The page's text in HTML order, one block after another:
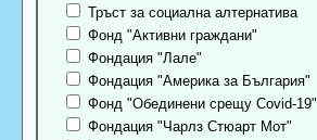
Тръст за социална алтернатива
Фонд "Активни граждани"
Фондация "Лале"
Фондация "Америка за България"
Фонд "Обединени срещу Covid-19"
Фондация "Чарлз Стюарт Мот"